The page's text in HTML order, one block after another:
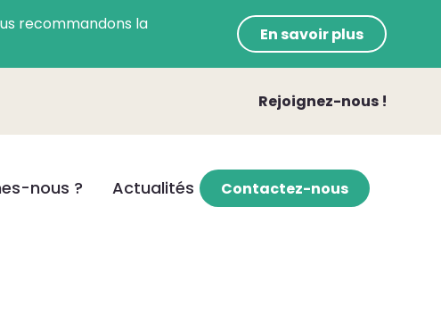
recommandons la
En savoir plus
Rejoignez-nous !
Contactez-nous
nous ? Actualités